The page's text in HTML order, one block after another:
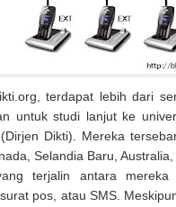
terdapat lebih dari
untuk studi lanjut ke
Dikti). Mereka
Selandia Baru,
terjalin antara mereka
pos, atau SMS.